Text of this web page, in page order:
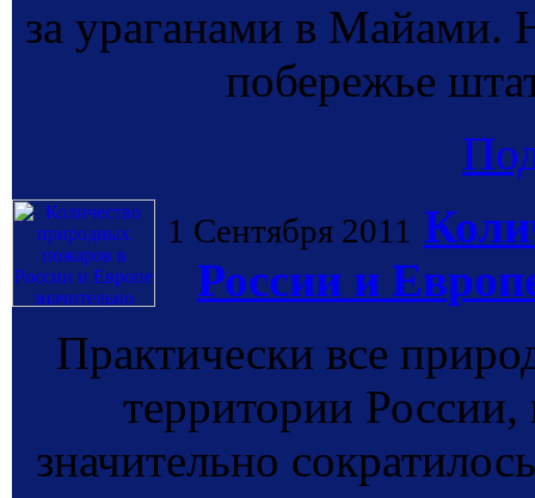
за ураганами в Майами.
побережье
1 Сентября 2011
России и
Практически все
территории
значительно